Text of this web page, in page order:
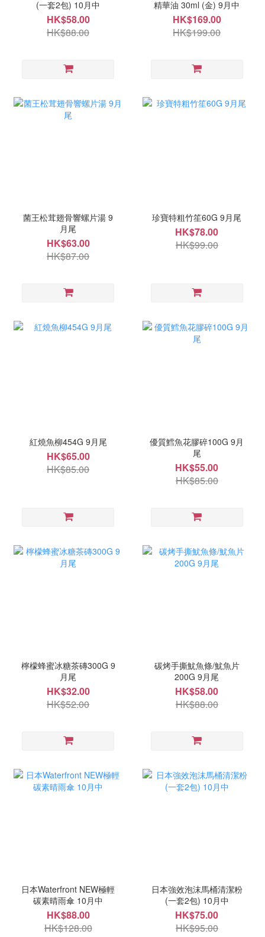
(一套2包) 10月中
HK$58.00
HK$88.00
精華油 30ml (金) 9月中
HK$169.00
HK$199.00
菌王松茸翅骨響螺片湯 9
月尾
HK$63.00
HK$87.00
珍寶特粗竹笙60G 9月尾
HK$78.00
HK$99.00
紅燒魚柳454G 9月尾
HK$65.00
HK$85.00
優質鱈魚花膠碎100G 9月
尾
HK$55.00
HK$85.00
檸檬蜂蜜冰糖茶磚300G 9
月尾
HK$32.00
HK$52.00
碳烤手撕魷魚條/魷魚片
200G 9月尾
HK$58.00
HK$88.00
日本Waterfront NEW極輕
碳素晴雨傘 10月中
HK$88.00
HK$128.00
日本強效泡沫馬桶清潔粉
(一套2包) 10月中
HK$75.00
HK$95.00